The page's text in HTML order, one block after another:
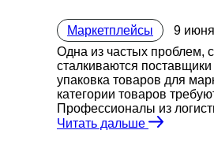
Маркетплейсы
9 июня
Одна из частых проблем,
сталкиваются
упаковка товаров для
категории товаров
Профессионалы из
Читать дальше